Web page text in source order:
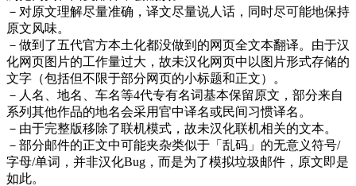
－对原文理解尽量准确，译文尽量说人话，同时尽可能地保持
原文风味。
－做到了五代官方本土化都没做到的网页全文本翻译。由于汉
化网页图片的工作量过大，故未汉化网页中以图片形式存储的
文字（包括但不限于部分网页的小标题和正文）。
－人名、地名、车名等4代专有名词基本保留原文，部分来自
系列其他作品的地名会采用官中译名或民间习惯译名。
－由于完整版移除了联机模式，故未汉化联机相关的文本。
－部分邮件的正文中可能夹杂类似于「乱码」的无意义符号/
字母/单词，并非汉化Bug，而是为了模拟垃圾邮件，原文即是
如此。